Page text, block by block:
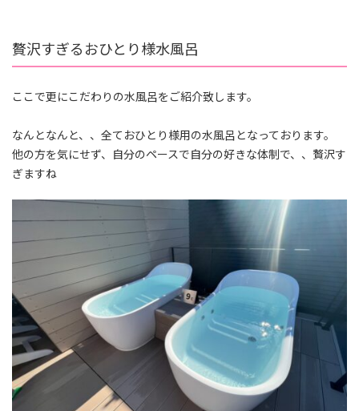
贅沢すぎるおひとり様水風呂
ここで更にこだわりの水風呂をご紹介致します。
なんとなんと、、全ておひとり様用の水風呂となっております。
他の方を気にせず、自分のペースで自分の好きな体制で、、贅沢す
ぎますね